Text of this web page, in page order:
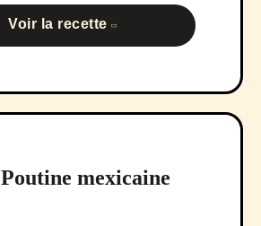
Voir la recette
Poutine mexicaine